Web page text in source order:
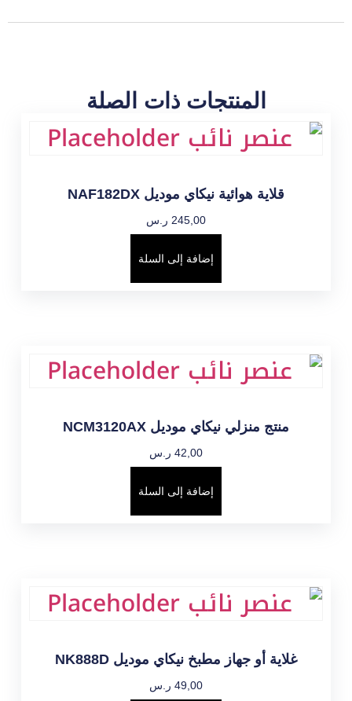
المنتجات ذات الصلة
قلاية هوائية نيكاي موديل NAF182DX
245,00 ر.س
إضافة إلى السلة
منتج منزلي نيكاي موديل NCM3120AX
42,00 ر.س
إضافة إلى السلة
غلاية أو جهاز مطبخ نيكاي موديل NK888D
49,00 ر.س